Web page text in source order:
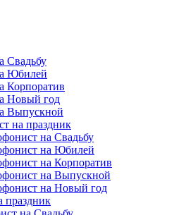
Свадьбу
Юбилей
Корпоратив
Новый год
Выпускной
на праздник
на Свадьбу
на Юбилей
на Корпоратив
на Выпускной
на Новый год
праздник